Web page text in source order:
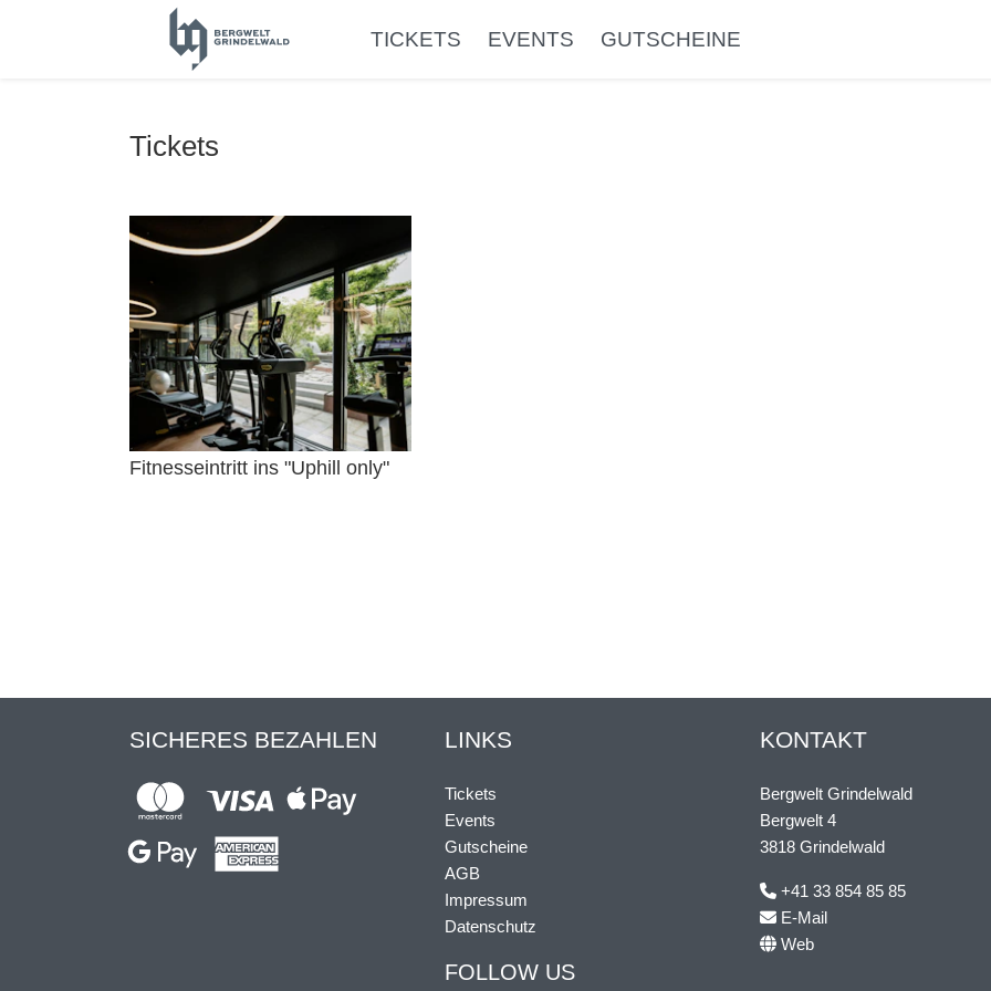
TICKETS EVENTS GUTSCHEINE
Tickets
Fitnesseintritt ins "Uphill only"
SICHERES BEZAHLEN LINKS
Tickets
Events
Gutscheine
AGB
Impressum
Datenschutz
FOLLOW US
KONTAKT
Bergwelt Grindelwald
Bergwelt 4
3818 Grindelwald
+41 33 854 85 85
E-Mail
Web